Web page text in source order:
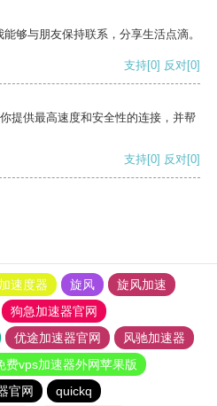
够与朋友保持联系，分享生活点滴。
支持[0] 反对[0]
提供最高速度和安全性的连接，并帮
支持[0] 反对[0]
速度器 旋风
旋风加速
狗急加速器官网
优途加速器官网
风驰加速器
费vps加速器外网苹果版
官网
quickq